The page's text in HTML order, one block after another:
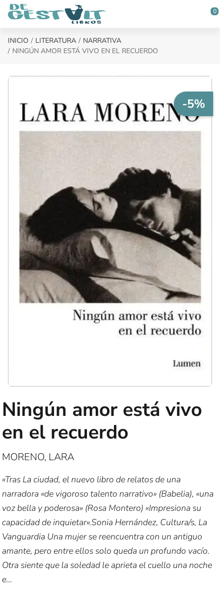
Saltar al contenido principal
0
INICIO LITERATURA
NARRATIVA
NINGÚN AMOR ESTÁ VIVO EN EL RECUERDO
-5%
Ningún amor está vivo
en el recuerdo
MORENO, LARA
«Tras La ciudad, el nuevo libro de relatos de una
narradora «de vigoroso talento narrativo» (Babelia), «una
voz bella y poderosa» (Rosa Montero) «Impresiona su
capacidad de inquietar».Sonia Hernández, Cultura/s, La
Vanguardia Una mujer se reencuentra con un antiguo
amante, pero entre ellos solo queda un profundo vacío.
Otra siente que la soledad le aprieta el cuello una noche
e...